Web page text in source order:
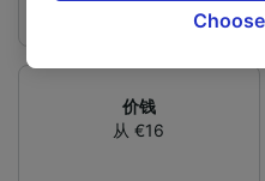
价钱
从 €16
browsing data. Your
track you.
We and our partners
Use precise